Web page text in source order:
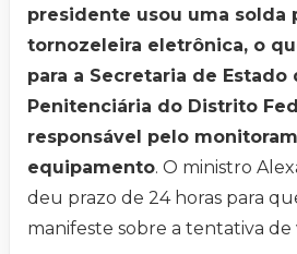
presidente usou uma solda
tornozeleira eletrônica, o
para a Secretaria de
Penitenciária do Distrito
responsável pelo
equipamento. O ministro
deu prazo de 24 horas para
manifeste sobre a tentativa de